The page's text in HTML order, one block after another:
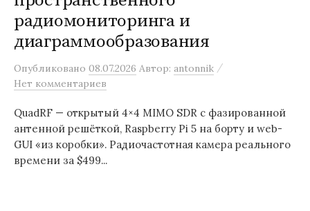
радиомониторинга и
диаграммообразования
Опубликовано 08.07.2026 Автор: antonnik /
Нет комментариев
QuadRF — открытый 4×4 MIMO SDR с фазированной
антенной решёткой, Raspberry Pi 5 на борту и web-
GUI «из коробки». Радиочастотная камера реального
времени за $499...